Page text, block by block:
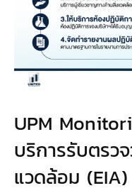
UPM
บริการรับตร
แวดล้อม (EIA)